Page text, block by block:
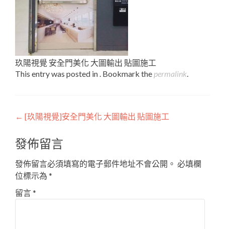
玖陽視覺 安全門美化 大圖輸出 貼圖施工
This entry was posted in . Bookmark the permalink.
Post
navigation
← [玖陽視覺]安全門美化 大圖輸出 貼圖施工
發佈留言
發佈留言必須填寫的電子郵件地址不會公開。 必填欄
位標示為 *
留言*